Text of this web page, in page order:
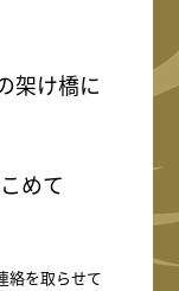
架け橋に
めて
絡を取らせて